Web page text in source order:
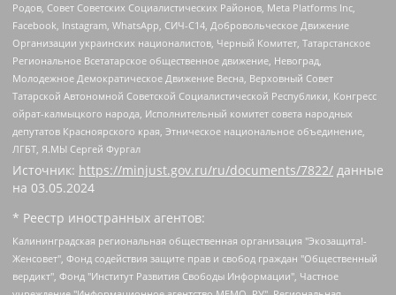
Родов, Совет Советских Социалистических Районов, Meta Platforms Inc,
Facebook, Instagram, WhatsApp, СИЧ-С14, Добровольческое Движение
Организации украинских националистов, Черный Комитет, Татарстанское
Региональное Всетатарское общественное движение, Невоград,
Молодежное Демократическое Движение Весна, Верховный Совет
Татарской Автономной Советской Социалистической Республики, Конгресс
ойрат-калмыцкого народа, Исполнительный комитет совета народных
депутатов Красноярского края, Этническое национальное объединение,
ЛГБТ, Я.МЫ Сергей Фургал
Источник: https://minjust.gov.ru/ru/documents/7822/ данные
на 03.05.2024
* Реестр иностранных агентов:
Калининградская региональная общественная организация "Экозащита!-Женсовет", Фонд содействия защите прав и свобод граждан "Общественный вердикт", Фонд "Институт Развития Свободы Информации", Частное учреждение "Информационное агентство МЕМО. РУ", Региональная общественная организация "Общественная комиссия по сохранению наследия академика Сахарова", Фонд поддержки свободы прессы, Санкт-Петербургская общественная правозащитная организация "Гражданский контроль", Межрегиональная общественная организация "Информационно-просветительский центр "Мемориал", Региональный Фонд "Центр Защиты Прав Средств Массовой Информации", с 05.12.2023 Фонд "Центр Защиты Прав Средств массовой информации", Региональная общественная благотворительная организация помощи беженцам и мигрантам "Гражданское содействие", Негосударственное образовательное учреждение дополнительного профессионального образования (повышение квалификации) специалистов "АКАДЕМИЯ ПО ПРАВАМ ЧЕЛОВЕКА", Свердловская региональная общественная организация "Сутяжник", Автономная некоммерческая организация "Центр независимых социологических исследований", Союз общественных объединений "Российский исследовательский центр по правам человека", Региональное общественное учреждение научно-информационный центр "МЕМОРИАЛ", Некоммерческая организация "Фонд защиты гласности", Автономная некоммерческая организация "Институт прав человека", Городская общественная организация "Екатеринбургское общество "МЕМОРИАЛ", Городская общественная организация "Рязанское историко-просветительское и правозащитное общество "Мемориал" (Рязанский Мемориал), Челябинский региональный орган общественной самодеятельности – женское общественное объединение "Женщины Евразии", Челябинский региональный орган общественной самодеятельности "Уральская правозащитная группа", Фонд содействия защите здоровья и социальной справедливости имени Андрея Рылькова, Автономная Некоммерческая Организация "Аналитический Центр Юрия Левады", Автономная некоммерческая организация социальной поддержки населения "Проект Апрель", Региональная общественная организация помощи женщинам и детям, находящимся в кризисной ситуации "Информационно-методический центр "Анна", Фонд содействия развитию массовых коммуникаций и правовому просвещению "Так-так-Так", Фонд содействия устойчивому развитию "Серебряная тайга", Свердловский региональный общественный фонд социальных проектов "Новое время", "Idel.Реалии", Кавказ.Реалии, Крым.Реалии, Телеканал Настоящее Время, Татаро-башкирская служба Радио Свобода (Azatliq Radiosi), Радио Свободная Европа/Радио Свобода (PCE/PC), "Сибирь.Реалии", "Фактограф", Благотворительный фонд помощи осужденным и их семьям, Автономная некоммерческая организация "Институт глобализации и социальных движений", Фонд "В защиту прав заключенных", Частное учреждение "Центр поддержки и содействия развитию средств массовой информации", Пензенский региональный общественный благотворительный фонд "Гражданский союз", "Север.Реалии", Некоммерческая организация Фонд "Правовая инициатива", Общество с ограниченной ответственностью "Радио Свободная Европа/Радио Свобода", Чешское информационное агентство "MEDIUM-ORIENT", Красноярская региональная общественная организация "Мы против СПИДа", Камалягин Денис Николаевич, Маркелов Сергей Евгеньевич, Пономарев Лев Александрович, Савицкая Людмила Алексеевна, Автономная некоммерческая организация "Центр по работе с проблемой насилия "НАСИЛИЮ.НЕТ", Межрегиональный профессиональный союз работников здравоохранения "Альянс врачей", Юридическое лицо, зарегистрированное в Латвийской Республике, SIA "Medusa Project" (регистрационный номер 40103797863, дата регистрации 10.06.2014), Некоммерческая организация "Фонд по борьбе с коррупцией", Автономная некоммерческая организация "Институт права и публичной политики", Баданин Роман Сергеевич, Гликин Максим Александрович, Железнова Мария Михайловна, Лукьянова Юлия Сергеевна, Маетная Елизавета Витальевна, Маняхин Петр Борисович, Чуракова Ольга Владимировна, Ярош Юлия Петровна, Юридическое лицо "The Insider SIA", зарегистрированное в Риге, Латвийская Республика (дата регистрации 26.06.2015), являющееся администратором доменного имени интернет-издания "The Insider SIA", https://theins.ru, Постернак Алексей Евгеньевич, Рубин Михаил Аркадьевич, Анин Роман Александрович, Юридическое лицо Istories fonds, зарегистрированное в Латвийской Республике (регистрационный номер 50008295751, дата регистрации 24.02.2020), Великовский Дмитрий Александрович, Долинина Ирина Николаевна, Мароховская Алеся Алексеевна, Шлейнов Роман Юрьевич, Шмагун Олеся Валентиновна, Общество с ограниченной ответственностью "Альтаир 2021", Общество с ограниченной ответственностью "Вега 2021", Общество с ограниченной ответственностью "Главный редактор 2021", Общество с ограниченной ответственностью "Ромашки монолит", Важенков Артем Валерьевич, Ивановская областная общественная организация "Центр гендерных исследований", Гурман Юрий Альбертович, Медиапроект "ОВД-Инфо", Егоров Владимир Владимирович, Жилинский Владимир Александрович, Общество с ограниченной ответственностью "ЗП", Иванова София Юрьевна, Карезина Инна Павловна, Кильтау Екатерина Викторовна, Петров Алексей Викторович, Пискунов Сергей Евгеньевич, Смирнов Сергей Сергеевич, Тихонов Михаил Сергеевич, Общество с ограниченной ответственностью "ЖУРНАЛИСТ-ИНОСТРАННЫЙ АГЕНТ", Арапова Галина Юрьевна, Вольтская Татьяна Анатольевна, Американская компания "Mason G.E.S. Anonymous Foundation" (США), являющаяся владельцем интернет-издания https://mnews.world/, Компания "Stichting Bellingcat", зарегистрированная в Нидерландах (дата регистрации 11.07.2018), Захаров Андрей Вячеславович, Клепиковская Екатерина Дмитриевна, Общество с ограниченной ответственностью "МЕМО", Перл Роман Александрович, Симонов Евгений Алексеевич, Соловьева Елена Анатольевна, Сотников Даниил Владимирович, Сурначева Елизавета Дмитриевна, Автономная некоммерческая организация по защите прав человека и информированию населения "Якутия – Наше Мнение", Общество с ограниченной ответственностью "Москоу диджитал медиа", с 26.01.2023 Общество с ограниченной ответственностью "Чайка Белые сады", Ветошкина Валерия Валерьевна, Заговора Максим Александрович, Межрегиональное общественное движение "Российская ЛГБТ - сеть", Оленичев Максим Владимирович, Павлов Иван Юрьевич, Скворцова Елена Сергеевна, Общество с ограниченной ответственностью "Как бы инагент", Кочетков Игорь Викторович, Общество с ограниченной ответственностью "Честные выборы", Еланчик Олег Александрович, Общество с ограниченной ответственностью "Нобелевский призыв", Гималова Регина Эмилевна, Григорьев Андрей Валерьевич, Григорьева Алина Александровна, Ассоциация по содействию защите прав призывников, альтернативнослужащих и военнослужащих "Правозащитная группа "Гражданин.Армия.Право", Хисамова Регина Фаритовна, Автономная некоммерческая организация по реализации социально-правовых программ "Лилит", Дальневосточное общественное движение "Маяк", Санкт-Петербургская ЛГБТ-инициативная группа "Выход", Инициативная группа ЛГБТ+ "Реверс", Алексеев Андрей Викторович, Бекбулатова Таисия Львовна, Беляев Иван Михайлович, Владыкина Елена Сергеевна, Гельман Марат Александрович, Никульшина Вероника Юрьевна, Толоконникова Надежда Андреевна, Шендерович Виктор Анатольевич, Общество с ограниченной ответственностью "Данное сообщение", Общество с ограниченной ответственностью Издательский дом "Новая глава", Айнбиндер Александра Александровна, Московский комьюнити-центр для ЛГБТ+инициатив, Благотворительный фонд развития филантропии, Deutsche Welle (Германия, Kurt-Schumacher-Strasse 3, 53113 Bonn), Борзунова Мария Михайловна, Воробьев Виктор Викторович, Голубева Анна Львовна, Константинова Алла Михайловна, Малкова Ирина Владимировна, Мурадов Мурад Абдулгалимович, Осетинская Елизавета Николаевна, Понасенков Евгений Николаевич, Ганапольский Матвей Юрьевич, Киселев Евгений Алексеевич, Борухович Ирина Григорьевна, Дремин Иван Тимофеевич, Дубровский Дмитрий Викторович, Красноярская региональная общественная организация поддержки и развития альтернативных образовательных технологий и межкультурных коммуникаций "ИНТЕРРА", Маяковская Екатерина Алексеевна, Фейгин Марк Захарович, Филимонов Андрей Викторович, Дзугкоева Регина Николаевна, Доброхотов Роман Александрович, Дудь Юрий Александрович, Елкин Сергей Владимирович, Кругликов Кирилл Игоревич, Сабунаева Мария Леонидовна, Семенов Алексей Владимирович, Шаинян Карен Багратович, Шульман Екатерина Михайловна, Асафьев Артур Валерьевич, Вахштайн Виктор Семенович, Венедиктов Алексей Алексеевич, Лушникова Екатерина Евгеньевна, Волков Леонид Михайлович, Невзоров Александр Глебович, Пархоменко Сергей Борисович, Сироткин Ярослав Николаевич, Кара-Мурза Владимир Владимирович, Баранова Наталья Владимировна, Гозман Леонид Яковлевич, Кагарлицкий Борис Юльевич, Климарев Михаил Валерьевич, Милов Владимир Станиславович, Автономная некоммерческая организация Краснодарский центр современного искусства "Типография", Моргенштерн Алишер Тагирович, Соболь Любовь Эдуардовна, Общество с ограниченной ответственностью "ЛИЗА НОРМ", Каспаров Гарри Кимович, Ходорковский Михаил Борисович, Общество с ограниченной ответственностью "Апрельские тезисы", Данилович Ирина Брониславовна, Кашин Олег Владимирович, Петров Николай Владимирович, Пивоваров Алексей Владимирович, Соколов Михаил Владимирович, Цветкова Юлия Владимировна, Чичваркин Евгений Александрович, Комитет против пыток/Команда против пыток, Общество с ограниченной ответственностью "Первый научный", Общество с ограниченной ответственностью "Вертолет и ко", Белоцерковская Вероника Борисовна, Кац Максим Евгеньевич, Лазарева Татьяна Юрьевна, Шаведдинов Руслан Табризович, Яшин Илья Валерьевич, Общество с ограниченной ответственностью "Иноагент ААВ", Алешковский Дмитрий Петрович, Альбац Евгения Марковна, Быков Дмитрий Львович, Галямина Юлия Евгеньевна, Лойко Сергей Леонидович, Мартынов Кирилл Константинович, Медведев Сергей Александрович, Крашенинников Федор Геннадиевич, Гордеева Катерина Вл